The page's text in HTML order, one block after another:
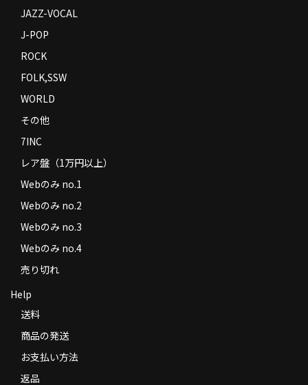
JAZZ-VOCAL
J-POP
ROCK
FOLK,SSW
WORLD
その他
7INC
レア盤（1万円以上）
Webのみ no.1
Webのみ no.2
Webのみ no.3
Webのみ no.4
売り切れ
Help
送料
商品の発送
お支払い方法
返品